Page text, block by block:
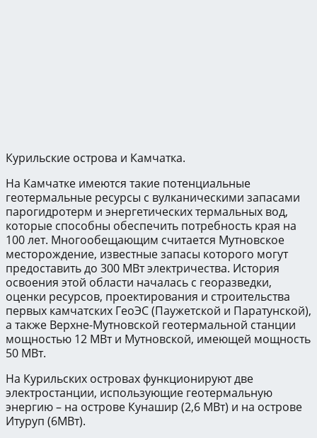
Курильские острова и Камчатка.
На Камчатке имеются такие потенциальные
геотермальные ресурсы с вулканическими запасами
парогидротерм и энергетических термальных вод,
которые способны обеспечить потребность края на
100 лет. Многообещающим считается Мутновское
месторождение, известные запасы которого могут
предоставить до 300 МВт электричества. История
освоения этой области началась с георазведки,
оценки ресурсов, проектирования и строительства
первых камчатских ГеоЭС (Паужетской и Паратунской),
а также Верхне-Мутновской геотермальной станции
мощностью 12 МВт и Мутновской, имеющей мощность
50 МВт.
На Курильских островах функционируют две
электростанции, использующие геотермальную
энергию – на острове Кунашир (2,6 МВт) и на острове
Итуруп (6МВт).